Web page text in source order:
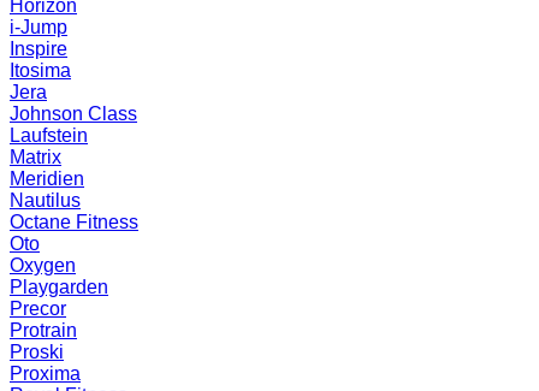
Horizon
i-Jump
Inspire
Itosima
Jera
Johnson Class
Laufstein
Matrix
Meridien
Nautilus
Octane Fitness
Oto
Oxygen
Playgarden
Precor
Protrain
Proski
Proxima